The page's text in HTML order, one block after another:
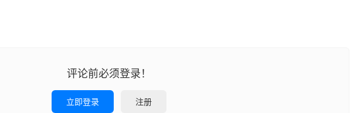
评论前必须登录！
立即登录 注册